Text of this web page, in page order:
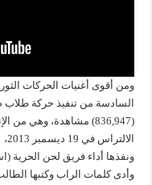
ومن أقوى أغنيات الحركات
السادسة من تنفيذ حركة طلاب
(836,947) مشاهدة، وهي
الالتراس في 19 ديسمبر 2013،
ونفذها أداء فريق لحن الحرية
وأدى كلمات الراب وكتبها